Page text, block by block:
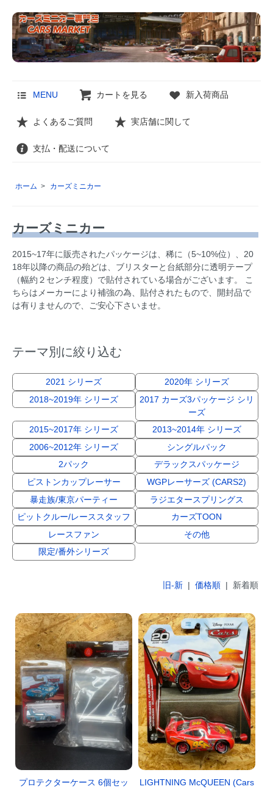
MENU カートを見る 新入荷商品
よくあるご質問 実店舗に関して
支払・配送について
ホーム > カーズミニカー
カーズミニカー
2015~17年に販売されたパッケージは、稀に（5~10%位）、20
18年以降の商品の殆どは、ブリスターと台紙部分に透明テープ
（幅約２センチ程度）で貼付されている場合がございます。 こ
ちらはメーカーにより補強の為、貼付されたもので、開封品で
は有りませんので、ご安心下さいませ。
テーマ別に絞り込む
2021 シリーズ
2020年 シリーズ
2018~2019年 シリーズ
2017 カーズ3パッケージ シリ
ーズ
2015~2017年 シリーズ
2013~2014年 シリーズ
2006~2012年 シリーズ
シングルパック
2パック
デラックスパッケージ
ピストンカップレーサー
WGPレーサーズ (CARS2)
暴走族/東京パーティー
ラジエタースプリングス
ピットクルー/レーススタッフ
カーズTOON
レースファン
その他
限定/番外シリーズ
旧-新| 価格順| 新着順
プロテクターケース 6個セッ
LIGHTNING McQUEEN (Cars